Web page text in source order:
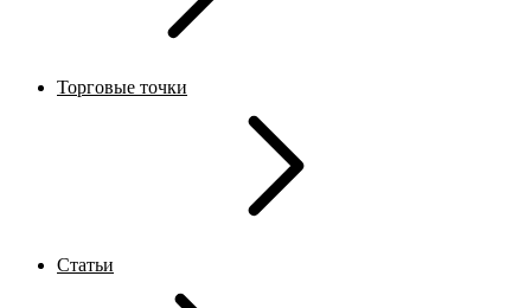
Торговые точки
Статьи